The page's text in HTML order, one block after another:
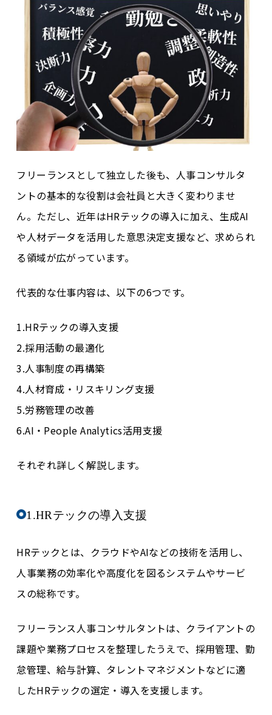
フリーランスとして独立した後も、人事コンサルタ
ントの基本的な役割は会社員と大きく変わりませ
ん。ただし、近年はHRテックの導入に加え、生成AI
や人材データを活用した意思決定支援など、求められ
る領域が広がっています。
代表的な仕事内容は、以下の6つです。
1.HRテックの導入支援
2.採用活動の最適化
3.人事制度の再構築
4.人材育成・リスキリング支援
5.労務管理の改善
6.AI・People Analytics活用支援
それぞれ詳しく解説します。
1.HRテックの導入支援
HRテックとは、クラウドやAIなどの技術を活用し、
人事業務の効率化や高度化を図るシステムやサービ
スの総称です。
フリーランス人事コンサルタントは、クライアントの
課題や業務プロセスを整理したうえで、採用管理、勤
怠管理、給与計算、タレントマネジメントなどに適
したHRテックの選定・導入を支援します。